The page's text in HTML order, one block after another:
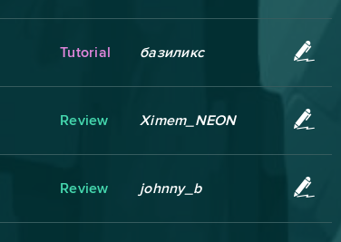
Tutorial базиликс
Review Ximem_NEON
Review johnny_b